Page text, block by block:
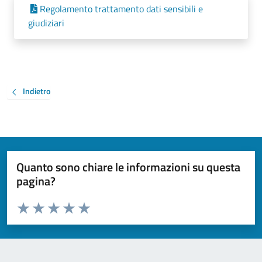
Regolamento trattamento dati sensibili e
giudiziari
Indietro
Quanto sono chiare le informazioni su questa
pagina?
Valuta da 1 a 5 stelle la pagina
Valuta 5 stelle su 5
Valuta 4 stelle su 5
Valuta 3 stelle su 5
Valuta 2 stelle su 5
Valuta 1 stelle su 5